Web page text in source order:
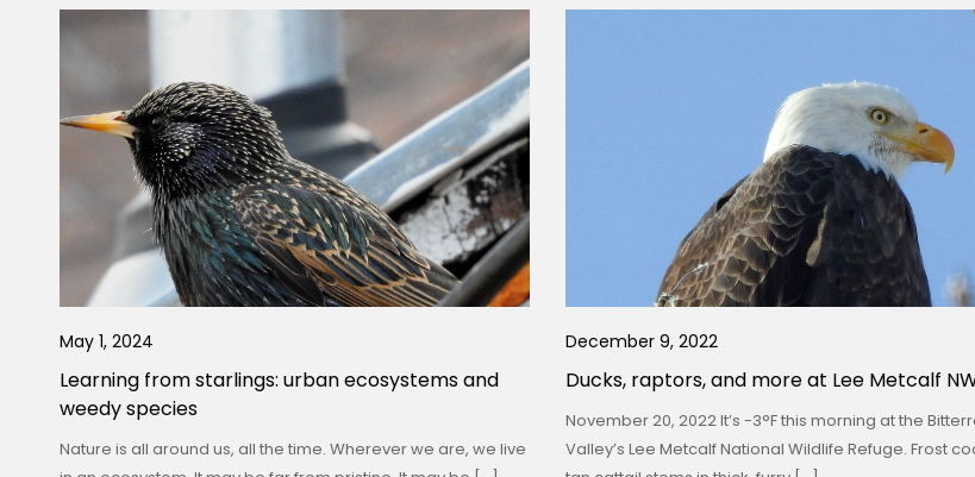
May 1, 2024
Learning from starlings: urban ecosystems and
weedy species
Nature is all around us, all the time. Wherever we are, we live
December 9, 2022
Ducks, raptors, and more at Lee Metcalf
November 20, 2022 It’s -3°F this morning at the
Valley’s Lee Metcalf National Wildlife Refuge. Frost